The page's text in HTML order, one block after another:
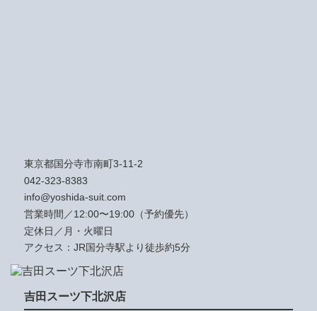
東京都国分寺市南町3-11-2
042-323-8383
info@yoshida-suit.com
営業時間／12:00〜19:00（予約優先）
定休日／月・火曜日
アクセス：JR国分寺駅より徒歩約5分
吉田スーツ下北沢店